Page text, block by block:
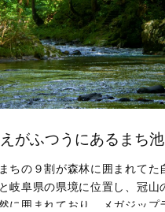
がふつうにあるまち
ちの９割が森林に囲まれてた
岐阜県の県境に位置し、冠山
に囲まれており、メガジップ